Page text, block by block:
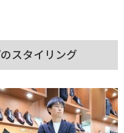
スタイリング